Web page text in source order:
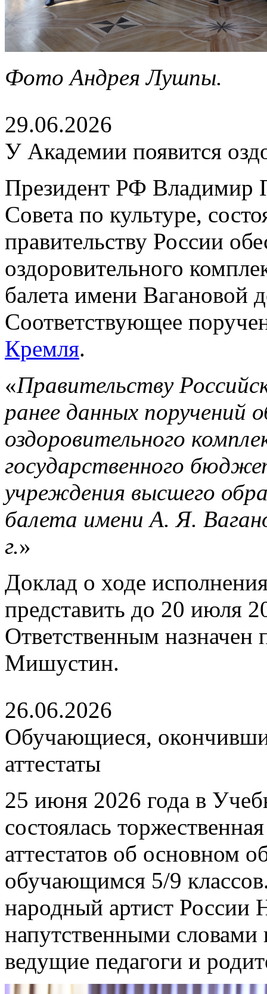
Фото Андрея Лушпы.
29.06.2026
У Академии появится
Президент РФ Владимир
Совета по культуре,
правительству России
оздоровительного
балета имени Вагановой
Соответствующее
Кремля.
«Правительству
ранее данных поручений
оздоровительного
государственного
учреждения высшего
балета имени А. Я.
г.»
Доклад о ходе
представить до 20 июля
Ответственным
Мишустин.
26.06.2026
Обучающиеся,
аттестаты
25 июня 2026 года в
состоялась
аттестатов об основном
обучающимся 5/9
народный артист России
напутственными
ведущие педагоги и